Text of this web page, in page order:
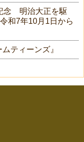
念 明治大正を駆
和7年10月1日から
ティーンズ』